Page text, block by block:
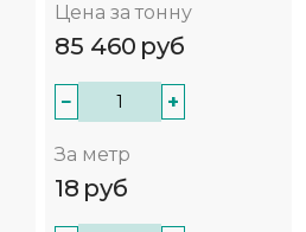
Цена за тонну
85 460 руб
− +
За метр
18 руб